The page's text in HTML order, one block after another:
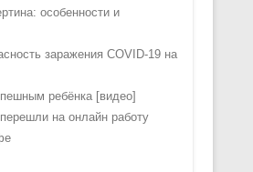
особенности и
заражения COVID-19 на
ребёнка [видео]
на онлайн работу